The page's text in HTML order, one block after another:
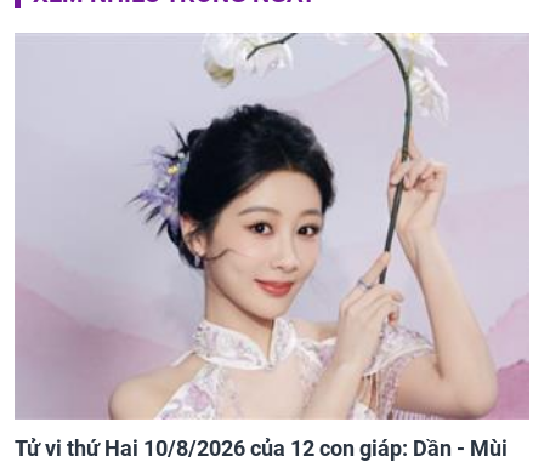
Tử vi thứ Hai 10/8/2026 của 12 con giáp: Dần - Mùi